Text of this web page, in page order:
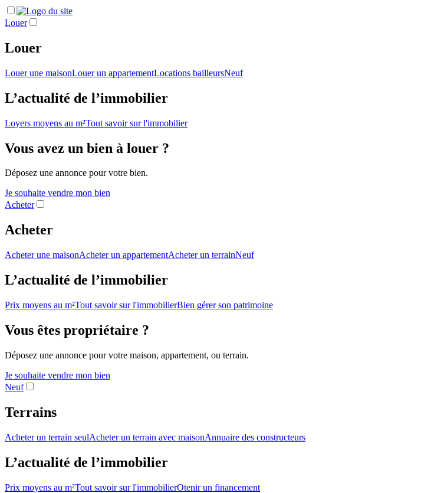
Louer
Louer
Louer une maisonLouer un appartementLocations bailleursNeuf
L’actualité de l’immobilier
Loyers moyens au m²Tout savoir sur l'immobilier
Vous avez un bien à louer ?
Déposez une annonce pour votre bien.
Je souhaite vendre mon bien
Acheter
Acheter
Acheter une maisonAcheter un appartementAcheter un terrainNeuf
L’actualité de l’immobilier
Prix moyens au m²Tout savoir sur l'immobilierBien gérer son patrimoine
Vous êtes propriétaire ?
Déposez une annonce pour votre maison, appartement, ou terrain.
Je souhaite vendre mon bien
Neuf
Terrains
Acheter un terrain seulAcheter un terrain avec maisonAnnuaire des constructeurs
L’actualité de l’immobilier
Prix moyens au m²Tout savoir sur l'immobilierOtenir un financement